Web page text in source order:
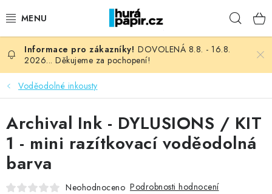
na
NOVINKY
HURÁ DÍLNA
VŠECHNO ZBOŽÍ
KNIHAŘSKÝ MATERIÁL
DOVOLENÁ 8.8. - 16.8.
2026... Děkujeme za pochopení!
Voděodolné inkousty
Archival Ink - DYLUSIONS / KIT
1 - mini razítkovací voděodolná
barva
Neohodnoceno Podrobnosti hodnocení